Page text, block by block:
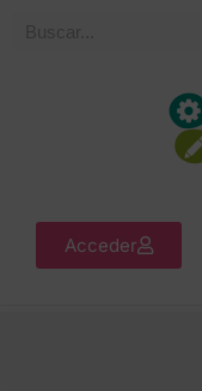
Acceder